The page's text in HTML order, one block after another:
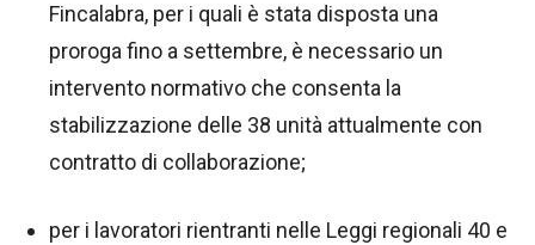
Fincalabra, per i quali è stata disposta una
proroga fino a settembre, è necessario un
intervento normativo che consenta la
stabilizzazione delle 38 unità attualmente con
contratto di collaborazione;
per i lavoratori rientranti nelle Leggi regionali 40 e